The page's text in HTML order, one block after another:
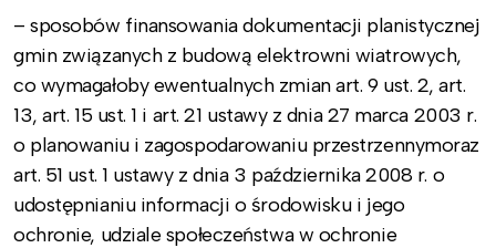
– sposobów finansowania dokumentacji planistycznej
gmin związanych z budową elektrowni wiatrowych,
co wymagałoby ewentualnych zmian art. 9 ust. 2, art.
13, art. 15 ust. 1 i art. 21 ustawy z dnia 27 marca 2003 r.
o planowaniu i zagospodarowaniu przestrzennymoraz
art. 51 ust. 1 ustawy z dnia 3 października 2008 r. o
udostępnianiu informacji o środowisku i jego
ochronie, udziale społeczeństwa w ochronie